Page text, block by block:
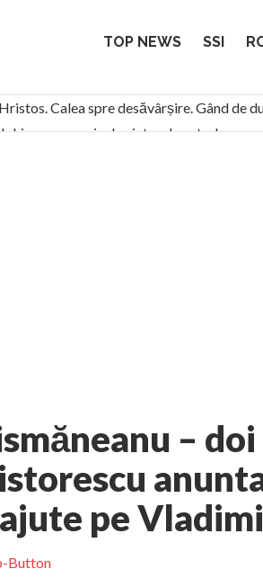
TOP NEWS SSI
Calea spre desăvârșire. Gând de
are nevoie de ajutorul nostru!
–
pe